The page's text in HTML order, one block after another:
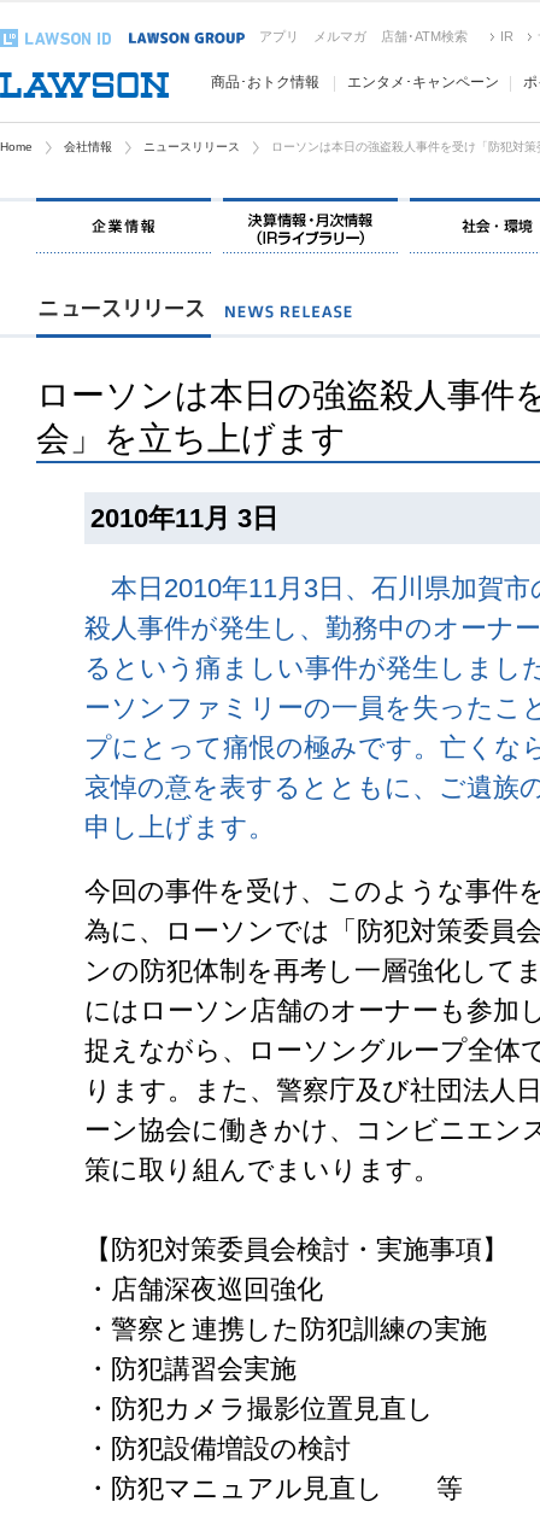
アプリ メルマガ 店舗･ATM検索 IR
商品･おトク情報 エンタメ･キャンペーン
Home 会社情報 ニュースリリース ローソンは本日の強盗殺人事件を受け「防犯対
ローソンは本日の強盗殺人事件
会」を立ち上げます
2010年11月 3日
本日2010年11月3日、石川県加賀
殺人事件が発生し、勤務中のオーナ
るという痛ましい事件が発生しまし
ーソンファミリーの一員を失ったこ
プにとって痛恨の極みです。亡くな
哀悼の意を表するとともに、ご遺族
申し上げます。
今回の事件を受け、このような事件
為に、ローソンでは「防犯対策委員
ンの防犯体制を再考し一層強化して
にはローソン店舗のオーナーも参加
捉えながら、ローソングループ全体
ります。また、警察庁及び社団法人
ーン協会に働きかけ、コンビニエン
策に取り組んでまいります。
【防犯対策委員会検討・実施事項】
・店舗深夜巡回強化
・警察と連携した防犯訓練の実施
・防犯講習会実施
・防犯カメラ撮影位置見直し
・防犯設備増設の検討
・防犯マニュアル見直し 等